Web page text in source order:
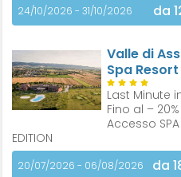
24/10/2026 - 31/10/2026 da
Valle di
Spa Resort
Last Minute in
Fino al –
Accesso SPA
EDITION
20/07/2026 - 06/08/2026 da